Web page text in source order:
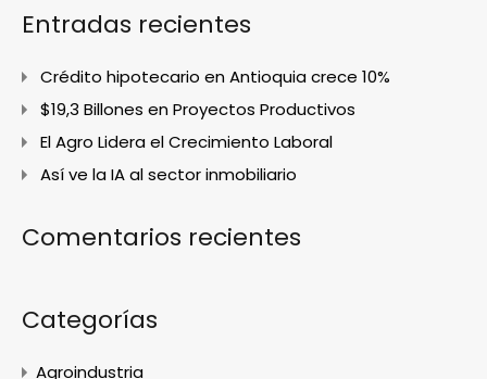
Entradas recientes
Crédito hipotecario en Antioquia crece 10%
$19,3 Billones en Proyectos Productivos
El Agro Lidera el Crecimiento Laboral
Así ve la IA al sector inmobiliario
Comentarios recientes
Categorías
Agroindustria